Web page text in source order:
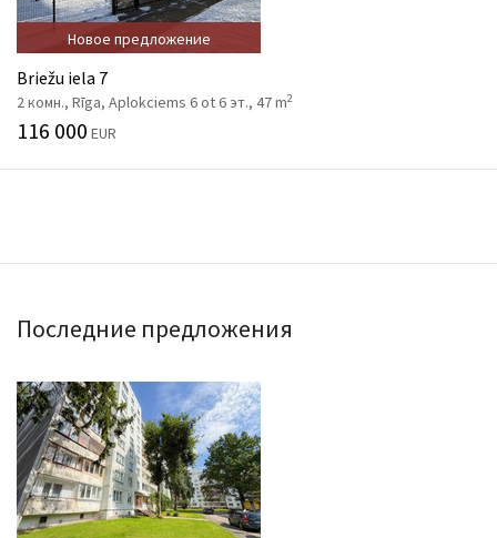
Новое предложение
Briežu iela 7
2 комн., Rīga, Aplokciems 6 ot 6 эт., 47 m2
116 000 EUR
Последние предложения